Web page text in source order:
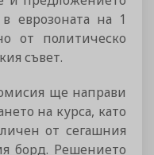
еврозоната на 1
от политическо
съвет.
ще направи
на курса, като
от сегашния
борд. Решението